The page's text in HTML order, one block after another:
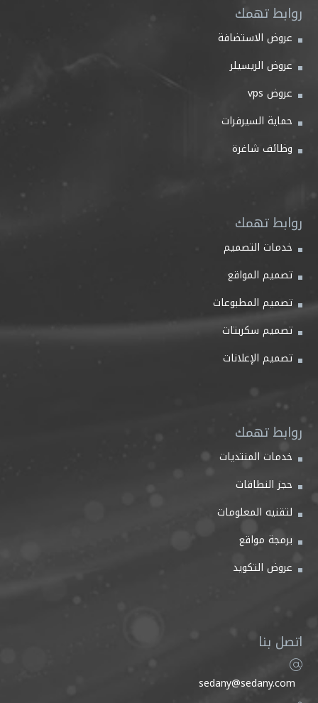
روابط تهمك
عروض الاستضافة
عروض الريسيلر
عروض vps
حماية السيرفرات
وظائف شاغرة
روابط تهمك
خدمات التصميم
تصميم المواقع
تصميم المطبوعات
تصميم سكربتات
تصميم الإعلانات
روابط تهمك
خدمات المنتديات
حجز النطاقات
لتقنيه المعلومات
برمجة مواقع
عروض التكويد
اتصل بنا
sedany@sedany.com